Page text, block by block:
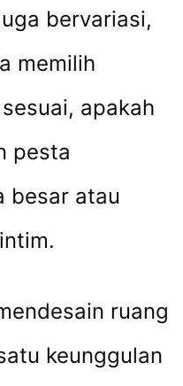
bervariasi,
memilih
apakah
pesta
besar atau
ruang
keunggulan